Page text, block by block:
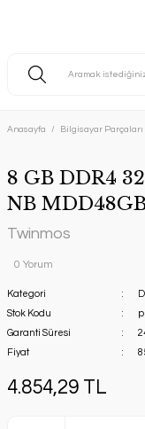
Anasayfa Bilgisayar Parçaları
8 GB DDR4
NB
Twinmos
0 Yorum
Kategori
Stok Kodu
Garanti Süresi
Fiyat
4.854,29 TL